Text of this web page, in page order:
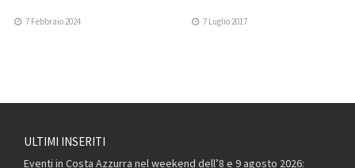
7 Febbraio 2024 7 Luglio 2017
ULTIMI INSERITI
Eventi in Costa Azzurra nel weekend dell’8 e 9 agosto 2026: